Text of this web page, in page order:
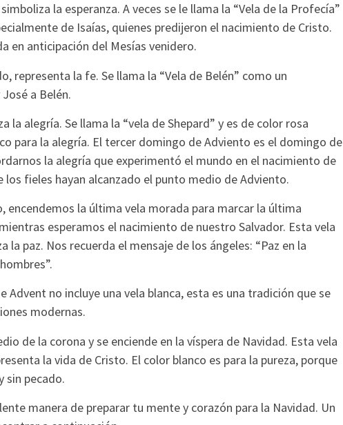
la esperanza. A veces se le llama la “Vela de la Profecía”
de Isaías, quienes predijeron el nacimiento de Cristo.
en anticipación del Mesías venidero.
representa la fe. Se llama la “Vela de Belén” como un
a Belén.
la alegría. Se llama la “vela de Shepard” y es de color rosa
para la alegría. El tercer domingo de Adviento es el domingo de
la alegría que experimentó el mundo en el nacimiento de
los fieles hayan alcanzado el punto medio de Adviento.
encendemos la última vela morada para marcar la última
esperamos el nacimiento de nuestro Salvador. Esta vela
la paz. Nos recuerda el mensaje de los ángeles: “Paz en la
Advent no incluye una vela blanca, esta es una tradición que se
modernas.
de la corona y se enciende en la víspera de Navidad. Esta vela
la vida de Cristo. El color blanco es para la pureza, porque
sin pecado.
manera de preparar tu mente y corazón para la Navidad. Un